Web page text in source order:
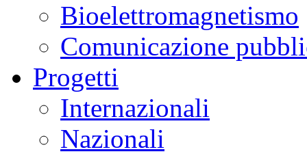
Bioelettromagnetismo
Comunicazione
Progetti
Internazionali
Nazionali